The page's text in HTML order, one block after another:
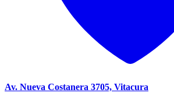
Av. Nueva Costanera 3705, Vitacura